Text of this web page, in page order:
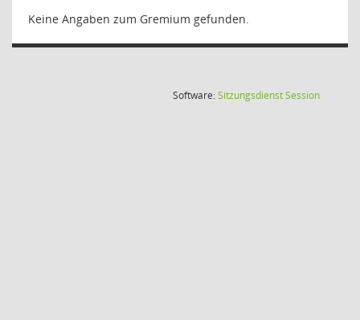
Keine Angaben zum Gremium gefunden.
Software:SitzungsdienstSession(Wird in